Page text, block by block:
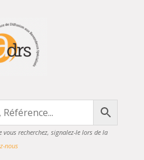
recherchez, signalez-le lors de la
nous